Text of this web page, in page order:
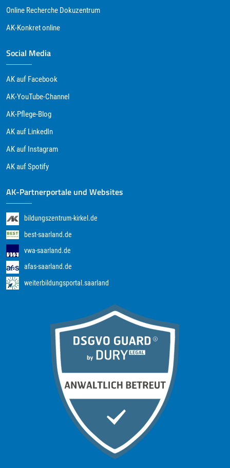
Online Recherche Dokuzentrum
AK-Konkret online
Social Media
AK auf Facebook
AK-YouTube-Channel
AK-Pflege-Blog
AK auf LinkedIn
AK auf Instagram
AK auf Spotify
AK-Partnerportale und Websites
bildungszentrum-kirkel.de
best-saarland.de
vwa-saarland.de
afas-saarland.de
weiterbildungsportal.saarland